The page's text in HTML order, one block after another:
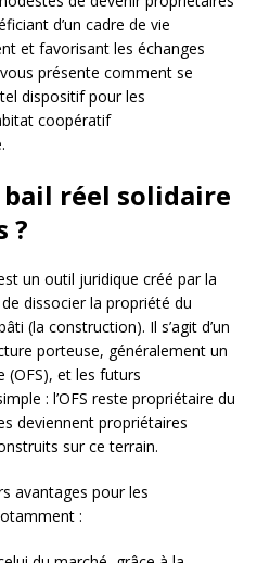
d’un cadre de vie
et favorisant les échanges
présente comment se
dispositif pour les
coopératif
bail réel solidaire
?
un outil juridique créé par la
dissocier la propriété du
(la construction). Il s’agit d’un
porteuse, généralement un
(OFS), et les futurs
: l’OFS reste propriétaire du
deviennent propriétaires
sur ce terrain.
avantages pour les
: